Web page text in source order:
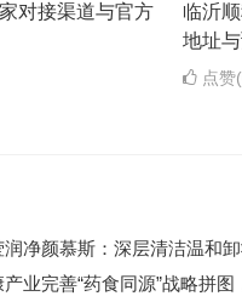
对接渠道与官方
临沂
地址
点赞
净颜慕斯：深层清洁温和
业完善“药食同源”战略拼